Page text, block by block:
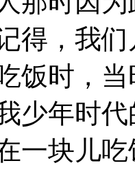
得，我
饭时，
少年时
一块儿